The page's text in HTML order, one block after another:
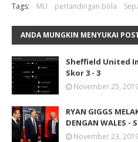
Tags: MU pertandingan bola
ANDA MUNGKIN MENYUKAI
Sheffield United
Skor 3 - 3
November 25,
RYAN GIGGS
DENGAN WALES -
November 23,